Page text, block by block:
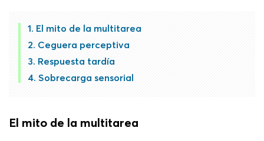
El mito de la multitarea
Ceguera perceptiva
Respuesta tardía
Sobrecarga sensorial
El mito de la multitarea